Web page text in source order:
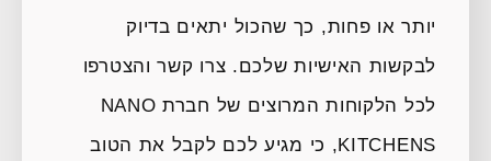
יותר או פחות, כך שהכול יתאים בדיוק
לבקשות האישיות שלכם. צרו קשר והצטרפו
לכל הלקוחות המרוצים של חברת NANO
KITCHENS, כי מגיע לכם לקבל את הטוב